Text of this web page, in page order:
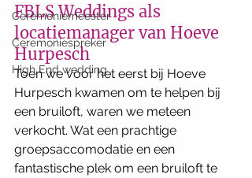
Ceremoniemeester
Ceremoniespreker
High End wedding
FBLS Weddings als
locatiemanager van Hoeve
Hurpesch
Toen we voor het eerst bij Hoeve
Hurpesch kwamen om te helpen bij
een bruiloft, waren we meteen
verkocht. Wat een prachtige
groepsaccomodatie en een
fantastische plek om een bruiloft te